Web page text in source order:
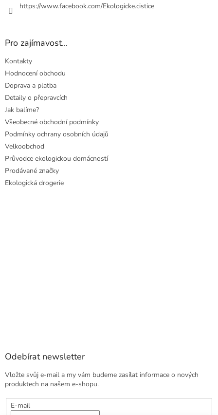
https://www.facebook.com/Ekologicke.cistice
Pro zajímavost...
Kontakty
Hodnocení obchodu
Doprava a platba
Detaily o přepravcích
Jak balíme?
Všeobecné obchodní podmínky
Podmínky ochrany osobních údajů
Velkoobchod
Průvodce ekologickou domácností
Prodávané značky
Ekologická drogerie
Odebírat newsletter
Vložte svůj e-mail a my vám budeme zasílat informace o nových
produktech na našem e-shopu.
E-mail